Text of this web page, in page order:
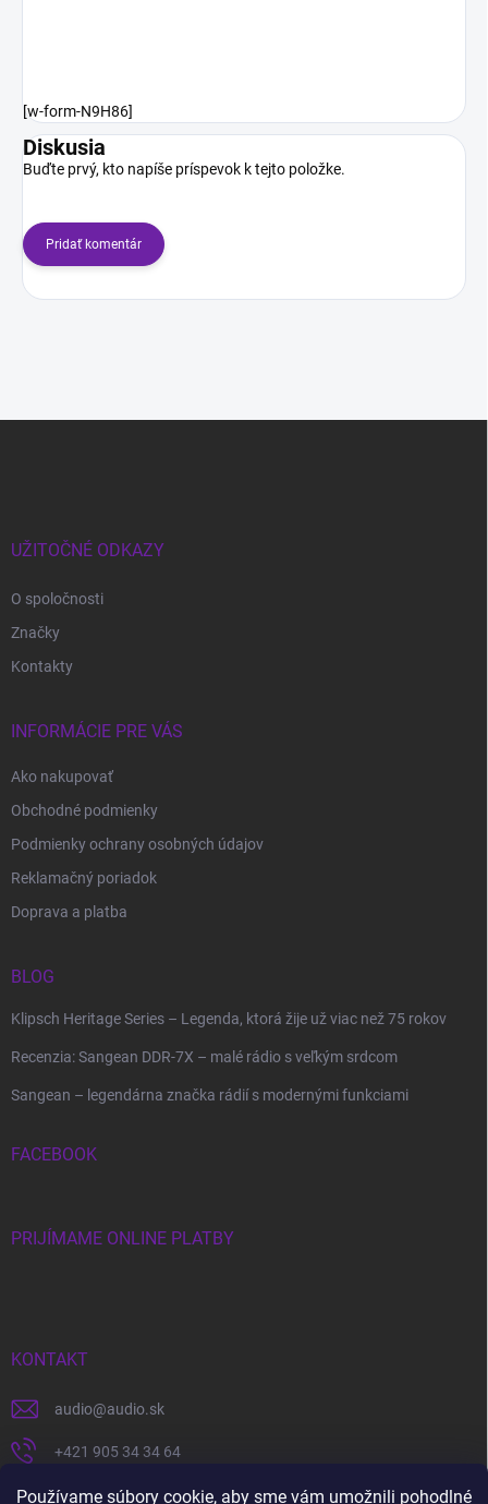
Používame súbory cookie, aby sme vám umožnili pohodlné
[w-form-N9H86]
Diskusia
Buďte prvý, kto napíše príspevok k tejto položke.
Pridať komentár
UŽITOČNÉ ODKAZY
O spoločnosti
Značky
Kontakty
INFORMÁCIE PRE VÁS
Ako nakupovať
Obchodné podmienky
Podmienky ochrany osobných údajov
Reklamačný poriadok
Doprava a platba
BLOG
Klipsch Heritage Series – Legenda, ktorá žije už viac než 75 rokov
Recenzia: Sangean DDR-7X – malé rádio s veľkým srdcom
Sangean – legendárna značka rádií s modernými funkciami
FACEBOOK
PRIJÍMAME ONLINE PLATBY
KONTAKT
audio@audio.sk
+421 905 34 34 64
https://www.facebook.com/audio.sk